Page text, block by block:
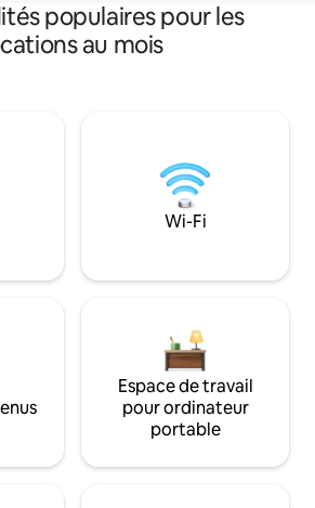
populaires pour les
au mois
Wi-Fi
Espace de travail
pour ordinateur
portable